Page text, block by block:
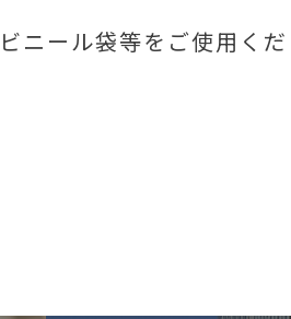
ニール袋等をご使用くだ